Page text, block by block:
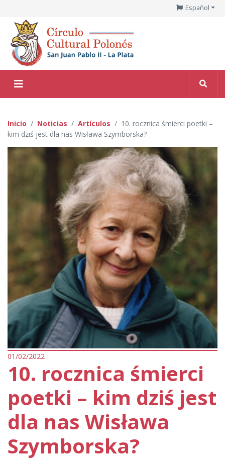
Español
Inicio Noticias Artículos
10. rocznica śmierci poetki –
kim dziś jest dla nas Wisława Szymborska?
01/02/2022
10. rocznica śmierci
poetki – kim dziś jest
dla nas Wisława
Szymborska?